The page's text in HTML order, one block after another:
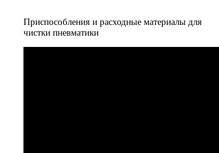
Приспособления и расходные материалы для
чистки пневматики